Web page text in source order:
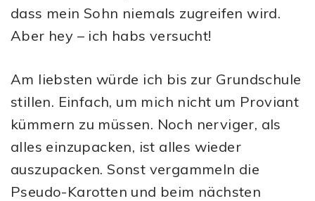
dass mein Sohn niemals zugreifen wird.
Aber hey – ich habs versucht!
Am liebsten würde ich bis zur Grundschule
stillen. Einfach, um mich nicht um Proviant
kümmern zu müssen. Noch nerviger, als
alles einzupacken, ist alles wieder
auszupacken. Sonst vergammeln die
Pseudo-Karotten und beim nächsten